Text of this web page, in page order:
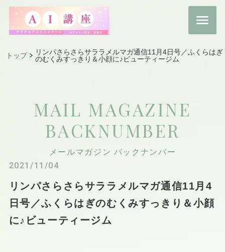
トップ
リンパさらさらサララメルマガ通信11月4日号／ふくらはぎ
のむくみすっきり＆小顔に♪ビューティージム
MAIL MAGAZINE
BACKNUMBER
メールマガジン バックナンバー
2021/11/04
リンパさらさらサララメルマガ通信11月4
日号／ふくらはぎのむくみすっきり＆小顔
に♪ビューティージム